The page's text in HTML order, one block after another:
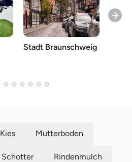
Stadt Braunschweig
Kies Mutterboden
Schotter Rindenmulch